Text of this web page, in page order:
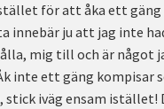
för att åka ett gäng
innebär ju att jag inte
mig till och är något
inte ett gäng kompisar
stick iväg ensam istället!